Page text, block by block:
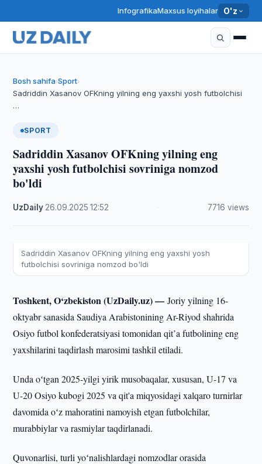
InfografikaMaxsus loyihalar O'z
Bosh sahifa›Sport›
Sadriddin Xasanov OFKning yilning eng yaxshi yosh futbolchisi
…
SPORT
Sadriddin Xasanov OFKning yilning eng
yaxshi yosh futbolchisi sovriniga nomzod
bo'ldi
UzDaily 26.09.2025 ·12:52 7716 views
Sadriddin Xasanov OFKning yilning eng yaxshi yosh
futbolchisi sovriniga nomzod bo'ldi
Toshkent, O‘zbekiston (UzDaily.uz) —Joriy yilning 16-
oktyabr sanasida Saudiya Arabistonining Ar-Riyod shahrida
Osiyo futbol konfederatsiyasi tomonidan qit’a futbolining eng
yaxshilarini taqdirlash marosimi tashkil etiladi.
Unda oʻtgan 2025-yilgi yirik musobaqalar, xususan, U-17 va
U-20 Osiyo kubogi 2025 va qit'a miqyosidagi xalqaro turnirlar
davomida oʻz mahoratini namoyish etgan futbolchilar,
murabbiylar va rasmiylar taqdirlanadi.
Quvonarlisi, turli yoʻnalishlardagi nomzodlar orasida